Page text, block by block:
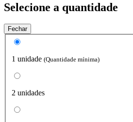
Selecione a quantidade
Fechar
1 unidade (Quantidade mínima)
2 unidades